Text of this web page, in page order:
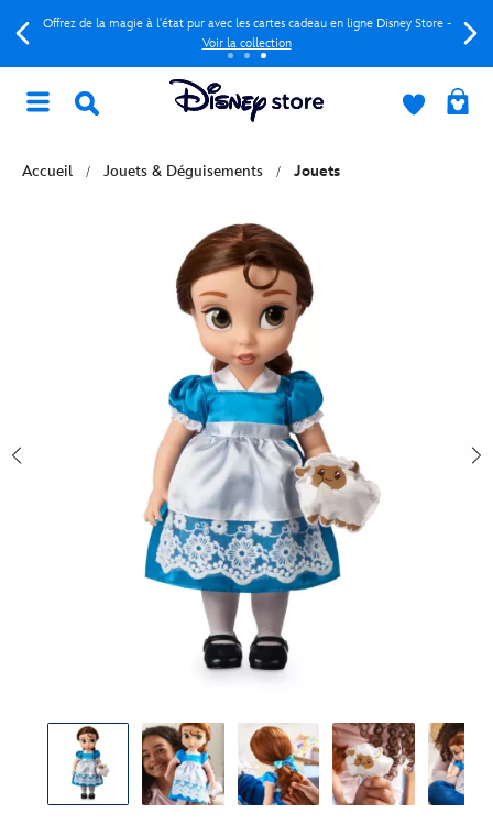
Offrez de la magie à l'état pur avec les cartes cadeau en ligne Disney Store -
Voir la collection
Accueil Jouets & Déguisements Jouets